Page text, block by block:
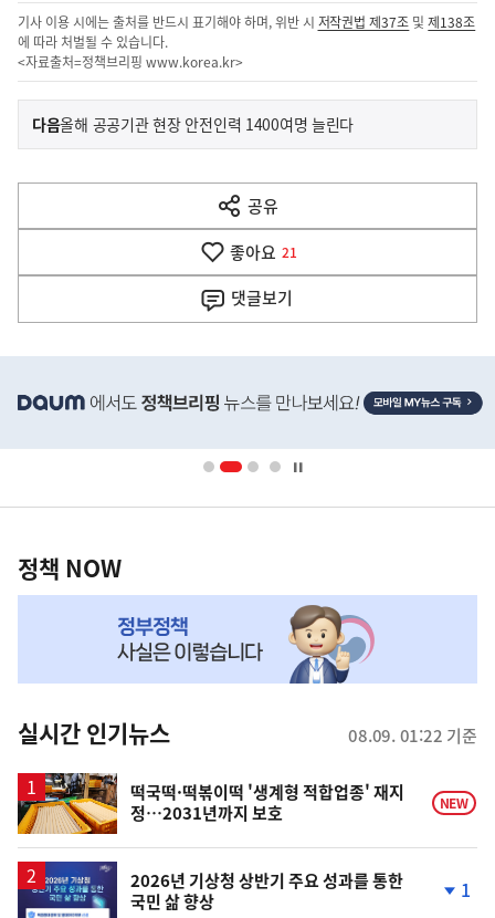
기사 이용 시에는 출처를 반드시 표기해야 하며, 위반 시 저작권법 제37조 및제138조
에 따라 처벌될 수 있습니다.
<자료출처=정책브리핑 www.korea.kr>
이
전
다
음
다음기
사
올해 공공기관 현장 안전인력 1400여명 늘린다
공유
열
기
좋아요 21
댓글보기
단
영
책
NOW,
뉴
스
정책 NOW
실시간 인기뉴스 08.09. 01:22 기준
떡국떡·떡볶이떡 '생계형 적합업종' 재지
정…2031년까지 보호
NEW
2026년 기상청 상반기 주요 성과를 통한
국민 삶 향상
1